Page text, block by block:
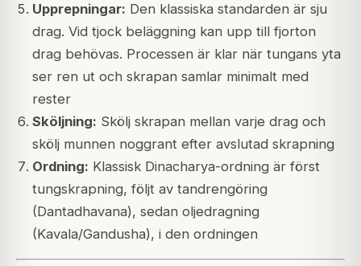
Upprepningar: Den klassiska standarden är sju
drag. Vid tjock beläggning kan upp till fjorton
drag behövas. Processen är klar när tungans yta
ser ren ut och skrapan samlar minimalt med
rester
Sköljning: Skölj skrapan mellan varje drag och
skölj munnen noggrant efter avslutad skrapning
Ordning: Klassisk Dinacharya-ordning är först
tungskrapning, följt av tandrengöring
(Dantadhavana), sedan oljedragning
(Kavala/Gandusha), i den ordningen